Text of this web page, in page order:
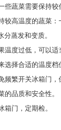
些蔬菜需要保持
温度的蔬菜：
分蒸发和变质
温度过低，可以
选择合适的温度
频繁开关冰箱门
的品质和安全性
箱门，定期检。